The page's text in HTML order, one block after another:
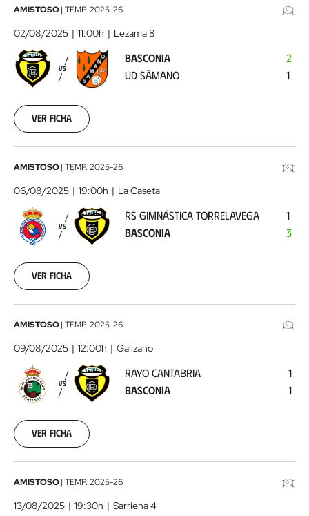
Basconia
-
UD
Sámano2025-
08-
AMISTOSO| TEMP. 2025-26
02/08/2025 11:00h Lezama 8
VS
BASCONIA
UD SÁMANO
2
1
Ver ficha
RS
Gimnástica
Torrelavega
Basconia
2025-
06
AMISTOSO| TEMP. 2025-26
06/08/2025 19:00h La Caseta
VS
RS GIMNÁSTICA TORRELAVEGA
BASCONIA
1
3
Ver ficha
Rayo
Cantabria
Basconia2025-
08-
AMISTOSO| TEMP. 2025-26
09/08/2025 12:00h Galizano
VS
RAYO CANTABRIA
BASCONIA
1
1
Ver ficha
SD
Leioa
AMISTOSO| TEMP. 2025-26
13/08/2025 19:30h Sarriena 4